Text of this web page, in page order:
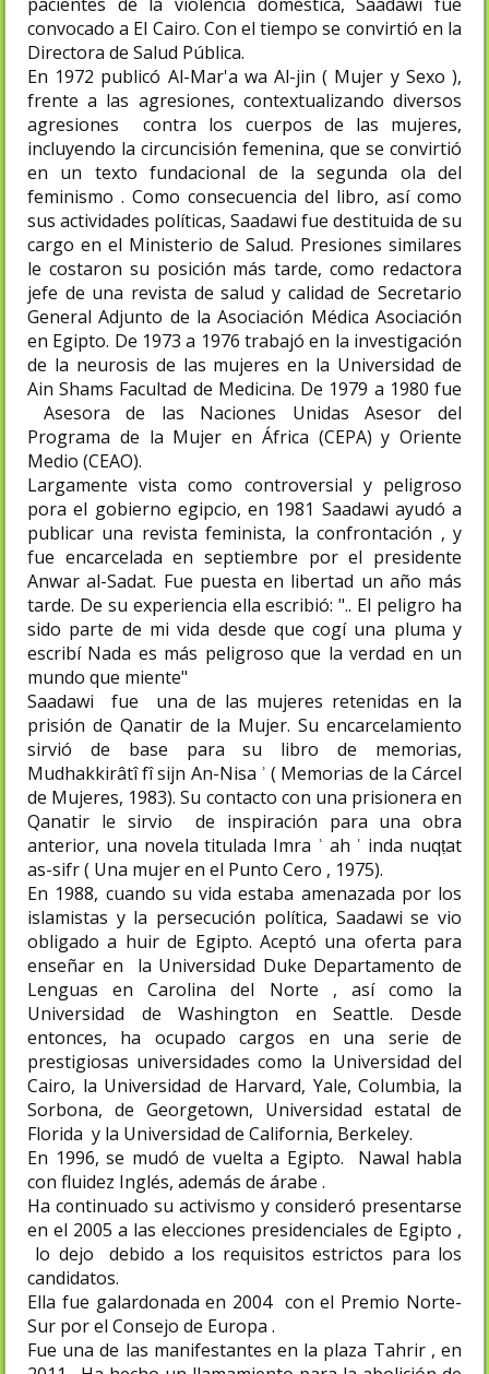
convocado a El Cairo. Con el tiempo se convirtió en la
Directora de Salud Pública.
En 1972 publicó Al-Mar'a wa Al-jin ( Mujer y Sexo ),
frente a las agresiones, contextualizando diversos
agresiones contra los cuerpos de las mujeres,
incluyendo la circuncisión femenina, que se convirtió
en un texto fundacional de la segunda ola del
feminismo . Como consecuencia del libro, así como
sus actividades políticas, Saadawi fue destituida de su
cargo en el Ministerio de Salud. Presiones similares
le costaron su posición más tarde, como redactora
jefe de una revista de salud y calidad de Secretario
General Adjunto de la Asociación Médica Asociación
en Egipto. De 1973 a 1976 trabajó en la investigación
de la neurosis de las mujeres en la Universidad de
Ain Shams Facultad de Medicina. De 1979 a 1980 fue
Asesora de las Naciones Unidas Asesor del
Programa de la Mujer en África (CEPA) y Oriente
Medio (CEAO).
Largamente vista como controversial y peligroso
pora el gobierno egipcio, en 1981 Saadawi ayudó a
publicar una revista feminista, la confrontación , y
fue encarcelada en septiembre por el presidente
Anwar al-Sadat. Fue puesta en libertad un año más
tarde. De su experiencia ella escribió: ".. El peligro ha
sido parte de mi vida desde que cogí una pluma y
escribí Nada es más peligroso que la verdad en un
mundo que miente"
Saadawi fue una de las mujeres retenidas en la
prisión de Qanatir de la Mujer. Su encarcelamiento
sirvió de base para su libro de memorias,
Mudhakkirâtî fî sijn An-Nisa ʾ ( Memorias de la Cárcel
de Mujeres, 1983). Su contacto con una prisionera en
Qanatir le sirvio de inspiración para una obra
anterior, una novela titulada Imra ʾ ah ʿ inda nuqṭat
as-sifr ( Una mujer en el Punto Cero , 1975).
En 1988, cuando su vida estaba amenazada por los
islamistas y la persecución política, Saadawi se vio
obligado a huir de Egipto. Aceptó una oferta para
enseñar en la Universidad Duke Departamento de
Lenguas en Carolina del Norte , así como la
Universidad de Washington en Seattle. Desde
entonces, ha ocupado cargos en una serie de
prestigiosas universidades como la Universidad del
Cairo, la Universidad de Harvard, Yale, Columbia, la
Sorbona, de Georgetown, Universidad estatal de
Florida y la Universidad de California, Berkeley.
En 1996, se mudó de vuelta a Egipto. Nawal habla
con fluidez Inglés, además de árabe .
Ha continuado su activismo y consideró presentarse
en el 2005 a las elecciones presidenciales de Egipto ,
lo dejo debido a los requisitos estrictos para los
candidatos.
Ella fue galardonada en 2004 con el Premio Norte-
Sur por el Consejo de Europa .
Fue una de las manifestantes en la plaza Tahrir , en